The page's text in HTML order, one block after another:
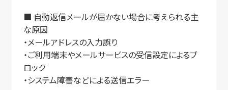
■ 自動返信メールが届かない場合に考えられる主
な原因
・メールアドレスの入力誤り
・ご利用端末やメールサービスの受信設定によるブ
ロック
・システム障害などによる送信エラー